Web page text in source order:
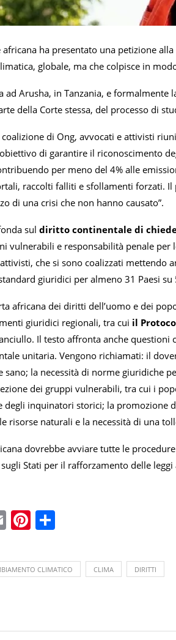
africana ha presentato una petizione
globale, ma che colpisce in
ad Arusha, in Tanzania, e
della Corte stessa, del processo di
di Ong, avvocati e attivisti
di garantire il riconoscimento
per meno del 4% alle
raccolti falliti e sfollamenti forzati. Il
di una crisi che non hanno causato”.
sul diritto continentale di
vulnerabili e responsabilità penale
che si sono coalizzati mettendo
giuridici per almeno 31 Paesi
africana dei diritti dell’uomo e dei
giuridici regionali, tra cui il
Il testo affronta anche
unitaria. Vengono richiamati: il
sano; la necessità di norme giuridiche
dei gruppi vulnerabili, tra cui i
degli inquinatori storici; la promozione
risorse naturali e la necessità di una
dovrebbe avviare tutte le
Stati per il rafforzamento delle
EmailPinterest
CLIMATICO CLIMA DIRITTI